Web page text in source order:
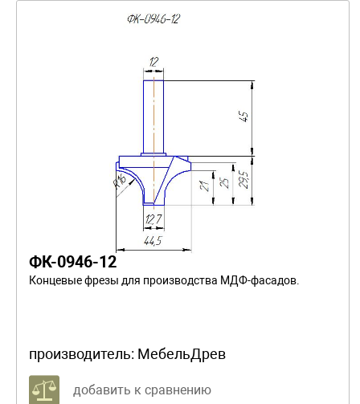
ФК-0946-12
Концевые фрезы для производства МДФ-фасадов.
производитель: МебельДрев
добавить к сравнению